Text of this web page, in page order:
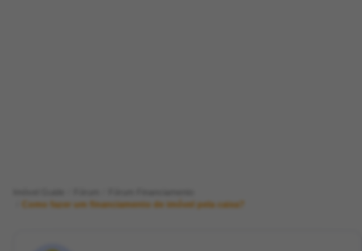
Como fazer um financiamento de imóvel pela caixa?